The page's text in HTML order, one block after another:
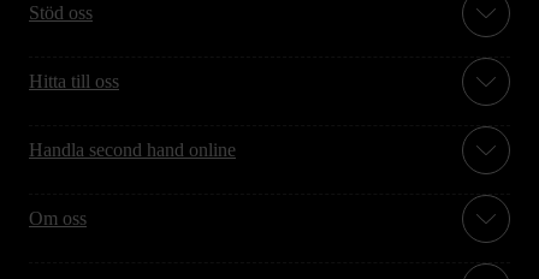
Stöd oss
Hitta till oss
Handla second hand online
Om oss